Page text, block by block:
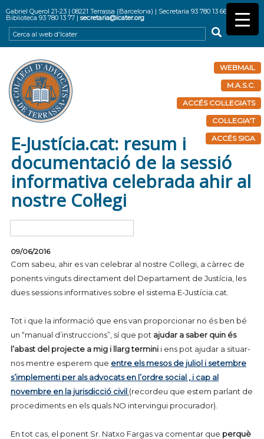
Gabriel Querol 21-23 | 08221 Terrassa (Barcelona) | Secretaria 93 780 13 66 |
Biblioteca 93 780 13 77 |secretaria@icater.org
WEBMAIL
M.A.S.C.
ACCÉS COL·LEGIATS
COL·LEGIA'T
ACCÉS SIGA
E-Justícia.cat: resum i
documentació de la sessió
informativa celebrada ahir al
nostre Col·legi
09/06/2016
Com sabeu, ahir es van celebrar al nostre Col·legi, a càrrec de
ponents vinguts directament del Departament de Justícia, les
dues sessions informatives sobre el sistema E-Justícia.cat.
Tot i que la informació que ens van proporcionar no és ben bé
un “manual d’instruccions”, sí que pot ajudar a saber quin és
l’abast del projecte a mig i llarg terminii ens pot ajudar a situar-
nos mentre esperem que entre els mesos de juliol i setembre
s’implementi per als advocats en l’ordre social , i cap al
novembre en la jurisdicció civil (recordeu que estem parlant de
procediments en els quals NO intervingui procurador).
En tot cas, el ponent Sr. Natxo Fargas va comentar que perquè